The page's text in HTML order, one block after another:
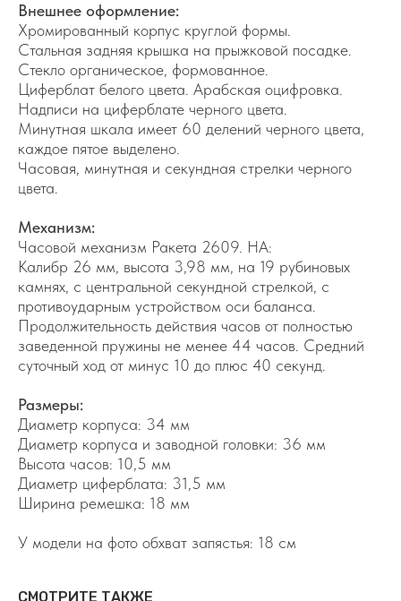
Внешнее оформление:
Хромированный корпус круглой формы.
Стальная задняя крышка на прыжковой посадке.
Стекло органическое, формованное.
Циферблат белого цвета. Арабская оцифровка.
Надписи на циферблате черного цвета.
Минутная шкала имеет 60 делений черного цвета,
каждое пятое выделено.
Часовая, минутная и секундная стрелки черного
цвета.
Механизм:
Часовой механизм Ракета 2609. НА:
Калибр 26 мм, высота 3,98 мм, на 19 рубиновых
камнях, с центральной секундной стрелкой, с
противоударным устройством оси баланса.
Продолжительность действия часов от полностью
заведенной пружины не менее 44 часов. Средний
суточный ход от минус 10 до плюс 40 секунд.
Размеры:
Диаметр корпуса: 34 мм
Диаметр корпуса и заводной головки: 36 мм
Высота часов: 10,5 мм
Диаметр циферблата: 31,5 мм
Ширина ремешка: 18 мм
У модели на фото обхват запястья: 18 см
СМОТРИТЕ ТАКЖЕ
Контакты
+7 964 7-925-925
ИП Мустайкин В.В.
tikali@internet.ru
TELEGRAM
WHATSAPP
VIBER